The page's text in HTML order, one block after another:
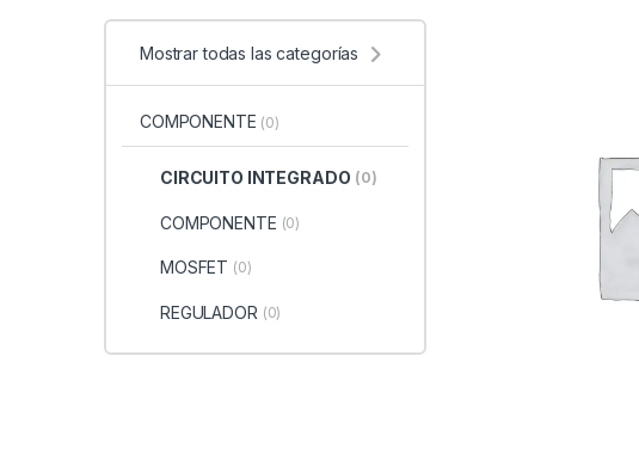
Mostrar todas las categorías
COMPONENTE (0)
CIRCUITO INTEGRADO (0)
COMPONENTE (0)
MOSFET (0)
REGULADOR (0)